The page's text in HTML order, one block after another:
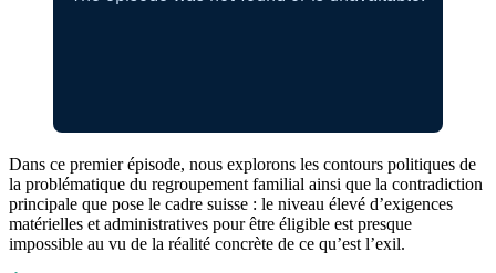
Dans ce premier épisode, nous explorons les contours politiques de
la problématique du regroupement familial ainsi que la contradiction
principale que pose le cadre suisse : le niveau élevé d’exigences
matérielles et administratives pour être éligible est presque
impossible au vu de la réalité concrète de ce qu’est l’exil.